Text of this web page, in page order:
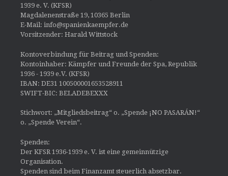
1939 e. V. (KFSR)
Magdalenenstraße 19, 10365 Berlin
E-Mail: info@spanienkaempfer.de
Vorsitzender: Harald Wittstock
Kontoverbindung für Beitrag und Spenden:
Kontoinhaber: Kämpfer und Freunde der Spa, Republik
1936 - 1939 e.V. (KFSR)
IBAN: DE31 100500001653528911
SWIFT-BIC: BELADEBEXXX
Stichwort: „Mitgliedsbeitrag“ o. „Spende ¡NO PASARÁN!“
o. „Spende Verein“.
Spenden:
Der KFSR 1936-1939 e. V. ist eine gemeinnützige
Organisation.
Spenden sind beim Finanzamt steuerlich absetzbar.